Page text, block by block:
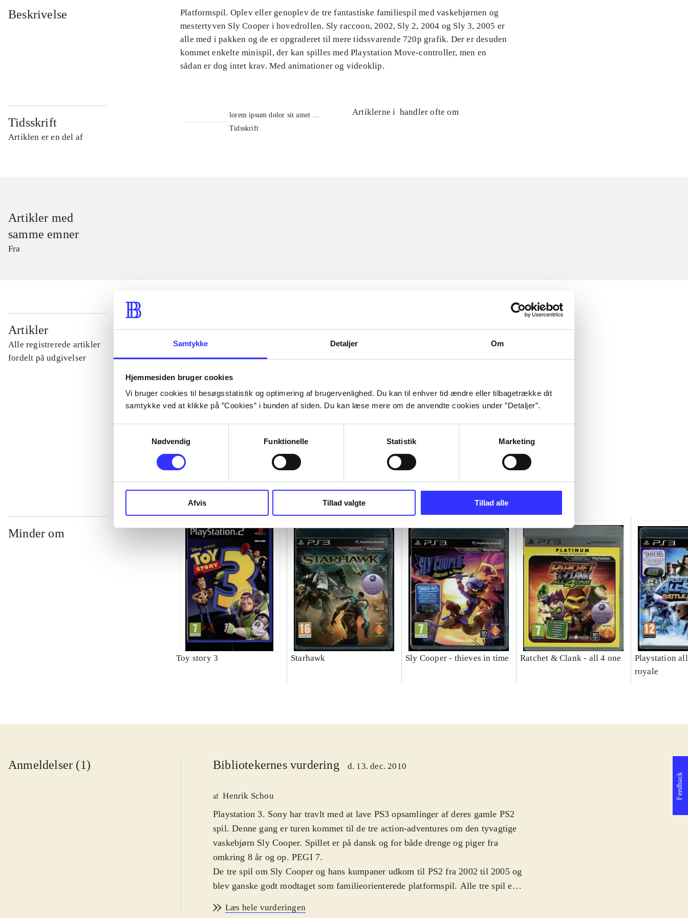
Samtykke Detaljer Om
Hjemmesiden bruger cookies
Vi bruger cookies til besøgsstatistik og optimering af brugervenlighed. Du kan til enhver tid ændre eller tilbagetrække dit
samtykke ved at klikke på ”Cookies” i bunden af siden. Du kan læse mere om de anvendte cookies under ”Detaljer”.
Nødvendig
Funktionelle Statistik Marketing
Afvis Tillad valgte Tillad alle
Beskrivelse
Platformspil. Oplev eller genoplev de tre fantastiske familiespil med vaskebjørnen og
mestertyven Sly Cooper i hovedrollen. Sly raccoon, 2002, Sly 2, 2004 og Sly 3, 2005 er
alle med i pakken og de er opgraderet til mere tidssvarende 720p grafik. Der er desuden
kommet enkelte minispil, der kan spilles med Playstation Move-controller, men en
sådan er dog intet krav. Med animationer og videoklip.
Tidsskrift
Artiklen er en del af
lorem ipsum dolor sit amet ...
Tidsskrift
Artiklerne i handler ofte om
Artikler med
samme emner
Fra
Artikler
Alle registrerede artikler
fordelt på udgivelser
...
...
...
Minder om
Toy story 3 Starhawk Sly Cooper - thieves in time Ratchet & Clank - all 4 one
Playstation
royale
Anmeldelser (1) Bibliotekernes vurdering d. 13. dec. 2010
af Henrik Schou
Playstation 3. Sony har travlt med at lave PS3 opsamlinger af deres gamle PS2
spil. Denne gang er turen kommet til de tre action-adventures om den tyvagtige
vaskebjørn Sly Cooper. Spillet er på dansk og for både drenge og piger fra
omkring 8 år og op. PEGI 7.
De tre spil om Sly Cooper og hans kumpaner udkom til PS2 fra 2002 til 2005 og
blev ganske godt modtaget som familieorienterede platformspil. Alle tre spil er
persongalleri i form af forskellige dyr. I spillene styrer man mestertyven Sly, en
Læs hele vurderingen
Feedback